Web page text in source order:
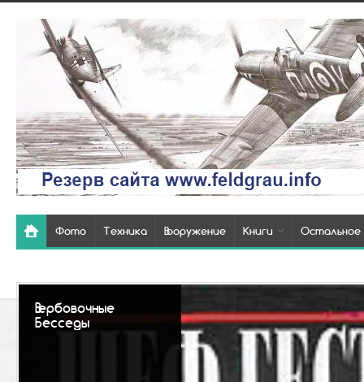
Фото Техника Вооружение Книги Остальное
Так выглядели
похоронки